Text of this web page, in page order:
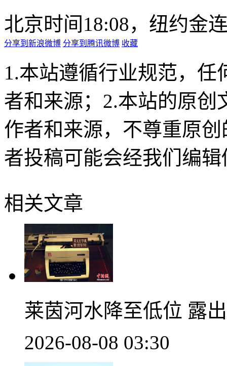
北京时间18:08，纽约金
分享到新浪微博 分享到腾讯微博 收藏
1.本站遵循行业规范，
者和来源；2.本站的原
作者和来源，不尊重原
者投稿可能会经我们编
相关文章
莱茵河水降至低位 露
2026-08-08 03:30